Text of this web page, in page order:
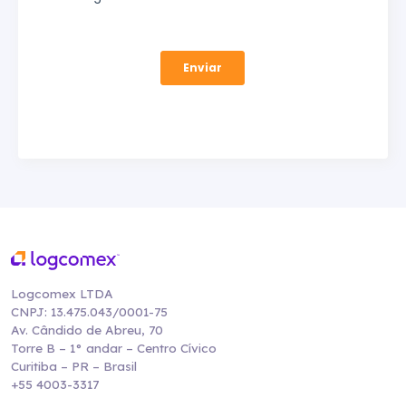
Logcomex LTDA
CNPJ: 13.475.043/0001-75
Av. Cândido de Abreu, 70
Torre B – 1° andar – Centro Cívico
Curitiba – PR – Brasil
+55 4003-3317